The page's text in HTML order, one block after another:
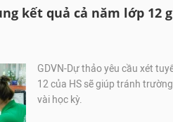
kết quả cả năm lớp 12
GDVN-Dự thảo yêu cầu xét
12 của HS sẽ giúp tránh
vài học kỳ.